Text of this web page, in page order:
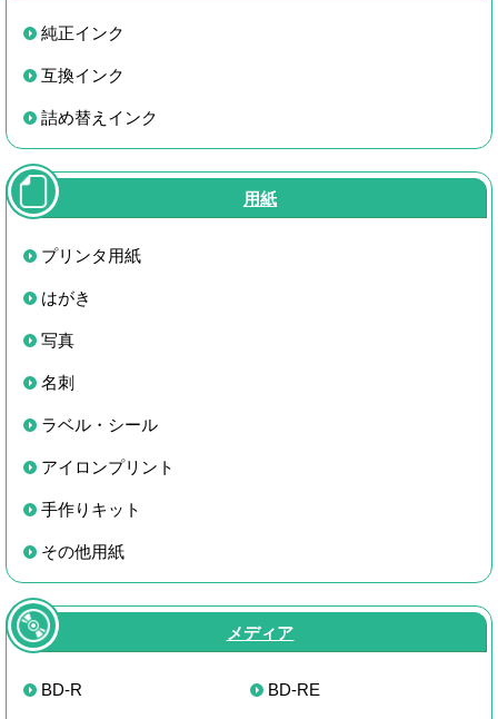
純正インク
互換インク
詰め替えインク
用紙
プリンタ用紙
はがき
写真
名刺
ラベル・シール
アイロンプリント
手作りキット
その他用紙
メディア
BD-R BD-RE